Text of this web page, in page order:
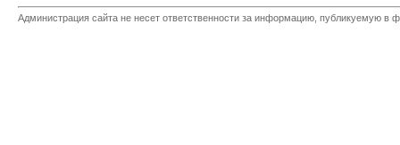
Администрация сайта не несет ответственности за информацию, публикуемую